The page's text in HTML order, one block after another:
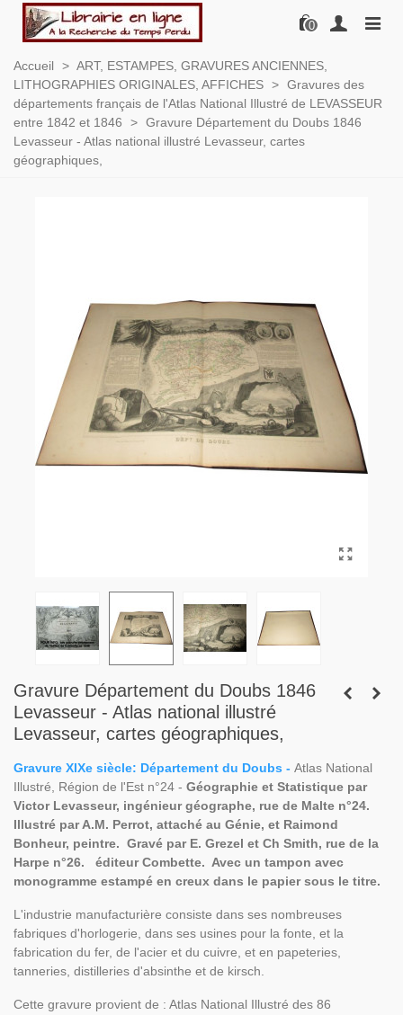
0
Accueil > ART, ESTAMPES, GRAVURES ANCIENNES,
LITHOGRAPHIES ORIGINALES, AFFICHES > Gravures des
départements français de l'Atlas National Illustré de LEVASSEUR
entre 1842 et 1846
> Gravure Département du Doubs 1846
Levasseur - Atlas national illustré Levasseur, cartes
géographiques,
Gravure Département du Doubs 1846
Levasseur - Atlas national illustré
Levasseur, cartes géographiques,
Gravure XIXe siècle: Département du Doubs - Atlas National
Illustré, Région de l'Est n°24 - Géographie et Statistique par
Victor Levasseur, ingénieur géographe, rue de Malte n°24.
Illustré par A.M. Perrot, attaché au Génie, et Raimond
Bonheur, peintre. Gravé par E. Grezel et Ch Smith, rue de la
Harpe n°26. éditeur Combette. Avec un tampon avec
monogramme estampé en creux dans le papier sous le titre.
L'industrie manufacturière consiste dans ses nombreuses
fabriques d'horlogerie, dans ses usines pour la fonte, et la
fabrication du fer, de l'acier et du cuivre, et en papeteries,
tanneries, distilleries d'absinthe et de kirsch.
Cette gravure provient de : Atlas National Illustré des 86